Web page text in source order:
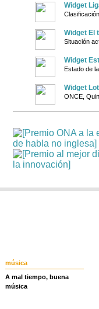
Widget
Widget El
Situación
Widget
Estado de
Widget
ONCE,
música
A mal tiempo, buena
música